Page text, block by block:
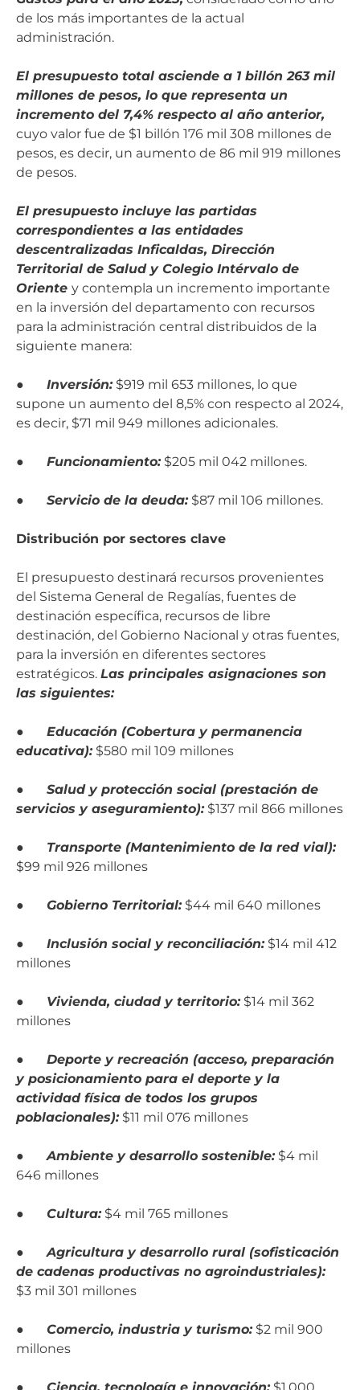
de los más importantes de la actual
administración.
El presupuesto total asciende a 1 billón 263 mil
millones de pesos, lo que representa un
incremento del 7,4% respecto al año anterior,
cuyo valor fue de $1 billón 176 mil 308 millones de
pesos, es decir, un aumento de 86 mil 919 millones
de pesos.
El presupuesto incluye las partidas
correspondientes a las entidades
descentralizadas Inficaldas, Dirección
Territorial de Salud y Colegio Intérvalo de
Oriente y contempla un incremento importante
en la inversión del departamento con recursos
para la administración central distribuidos de la
siguiente manera:
● Inversión:$919 mil 653 millones, lo que
supone un aumento del 8,5% con respecto al 2024,
es decir, $71 mil 949 millones adicionales.
● Funcionamiento:$205 mil 042 millones.
● Servicio de la deuda:$87 mil 106 millones.
Distribución por sectores clave
El presupuesto destinará recursos provenientes
del Sistema General de Regalías, fuentes de
destinación específica, recursos de libre
destinación, del Gobierno Nacional y otras fuentes,
para la inversión en diferentes sectores
estratégicos. Las principales asignaciones son
las siguientes:
● Educación (Cobertura y permanencia
educativa):$580 mil 109 millones
● Salud y protección social (prestación de
servicios y aseguramiento):$137 mil 866 millones
● Transporte (Mantenimiento de la red vial):
$99 mil 926 millones
● Gobierno Territorial:$44 mil 640 millones
● Inclusión social y reconciliación:$14 mil 412
millones
● Vivienda, ciudad y territorio:$14 mil 362
millones
● Deporte y recreación (acceso, preparación
y posicionamiento para el deporte y la
actividad física de todos los grupos
poblacionales):$11 mil 076 millones
●Ambiente y desarrollo sostenible:$4 mil
646 millones
● Cultura:$4 mil 765 millones
●Agricultura y desarrollo rural (sofisticación
de cadenas productivas no agroindustriales):
$3 mil 301 millones
● Comercio, industria y turismo:$2 mil 900
millones